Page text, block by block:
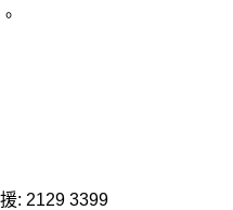
: 2129 3399